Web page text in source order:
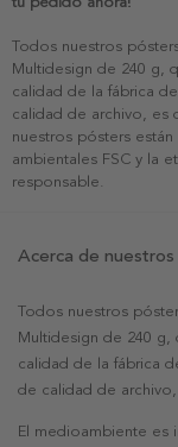
Todos nuestros
Multidesign de 240 g,
calidad de la fábrica
calidad de archivo, es
nuestros pósters
ambientales FSC y la
responsable.
Acerca de
Todos nuestros
Multidesign de 240
calidad de la fábrica
de calidad de
El medioambiente es